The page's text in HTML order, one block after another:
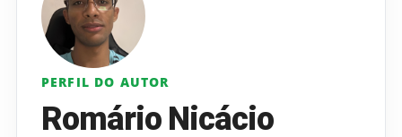
PERFIL DO AUTOR
Romário Nicácio